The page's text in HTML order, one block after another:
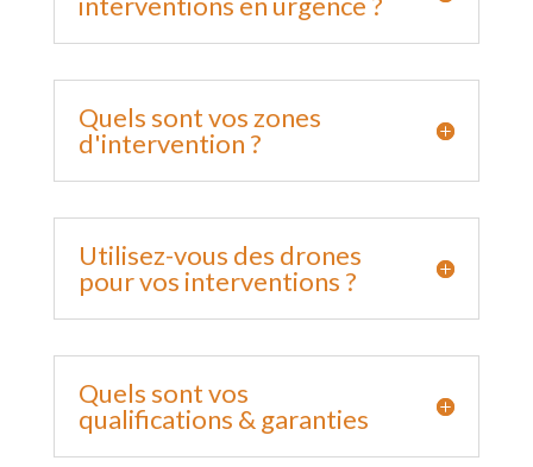
Quels sont vos zones
d'intervention ?
Utilisez-vous des drones
pour vos interventions ?
Quels sont vos
qualifications & garanties